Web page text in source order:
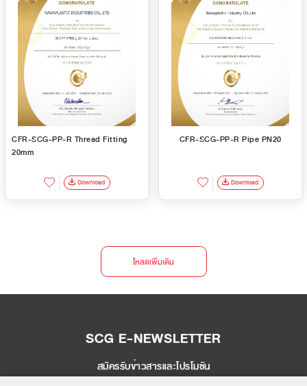
CFR-SCG-PP-R Thread Fitting
20mm
Download
CFR-SCG-PP-R Pipe PN20
Download
โหลดเพิ่มเติม
SCG E-NEWSLETTER
สมัครรับข่าวสารและโปรโมชัน